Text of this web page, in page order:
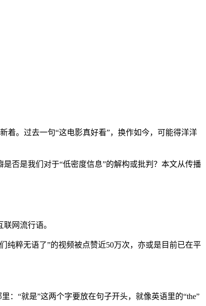
着。过去一句“这电影真好看”，换作如今，可能得洋洋
否是我们对于“低密度信息”的解构或批判？本文从传播
网流行语。
纯粹无语了”的视频被点赞近50万次，亦或是目前已在平
：“就是”这两个字要放在句子开头，就像英语里的“the”